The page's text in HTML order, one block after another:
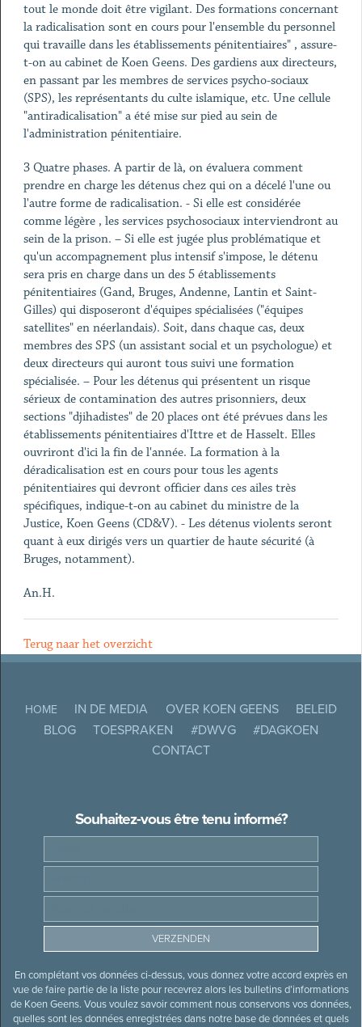
tout le monde doit être vigilant. Des formations concernant
la radicalisation sont en cours pour l'ensemble du personnel
qui travaille dans les établissements pénitentiaires" , assure-
t-on au cabinet de Koen Geens. Des gardiens aux directeurs,
en passant par les membres de services psycho-sociaux
(SPS), les représentants du culte islamique, etc. Une cellule
"antiradicalisation" a été mise sur pied au sein de
l'administration pénitentiaire.
3 Quatre phases. A partir de là, on évaluera comment
prendre en charge les détenus chez qui on a décelé l'une ou
l'autre forme de radicalisation. - Si elle est considérée
comme légère , les services psychosociaux interviendront au
sein de la prison. – Si elle est jugée plus problématique et
qu'un accompagnement plus intensif s'impose, le détenu
sera pris en charge dans un des 5 établissements
pénitentiaires (Gand, Bruges, Andenne, Lantin et Saint-
Gilles) qui disposeront d'équipes spécialisées ("équipes
satellites" en néerlandais). Soit, dans chaque cas, deux
membres des SPS (un assistant social et un psychologue) et
deux directeurs qui auront tous suivi une formation
spécialisée. – Pour les détenus qui présentent un risque
sérieux de contamination des autres prisonniers, deux
sections "djihadistes" de 20 places ont été prévues dans les
établissements pénitentiaires d'Ittre et de Hasselt. Elles
ouvriront d'ici la fin de l'année. La formation à la
déradicalisation est en cours pour tous les agents
pénitentiaires qui devront officier dans ces ailes très
spécifiques, indique-t-on au cabinet du ministre de la
Justice, Koen Geens (CD&V). - Les détenus violents seront
quant à eux dirigés vers un quartier de haute sécurité (à
Bruges, notamment).
An.H.
Terug naar het overzicht
HOME IN DE MEDIA OVER KOEN GEENS
BELEID
BLOG
TOESPRAKEN #DWVG
#DAGKOEN
CONTACT
Souhaitez-vous être tenu informé?
En complétant vos données ci-dessus, vous donnez votre accord exprès en
vue de faire partie de la liste pour recevrez alors les bulletins d’informations
de Koen Geens. Vous voulez savoir comment nous conservons vos données,
quelles sont les données enregistrées dans notre base de données et quels